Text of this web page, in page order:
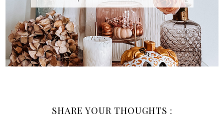
SHARE YOUR THOUGHTS :